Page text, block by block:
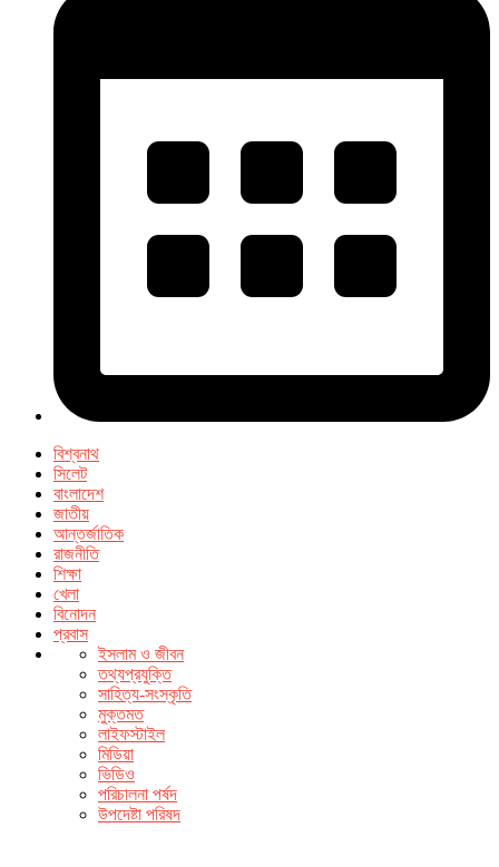
বিশ্বনাথ
সিলেট
বাংলাদেশ
জাতীয়
আন্তর্জাতিক
রাজনীতি
শিক্ষা
খেলা
বিনোদন
প্রবাস
ইসলাম ও জীবন
তথ্যপ্রযুক্তি
সাহিত্য-সংস্কৃতি
মুক্তমত
লাইফস্টাইল
মিডিয়া
ভিডিও
পরিচালনা পর্ষদ
উপদেষ্টা পরিষদ